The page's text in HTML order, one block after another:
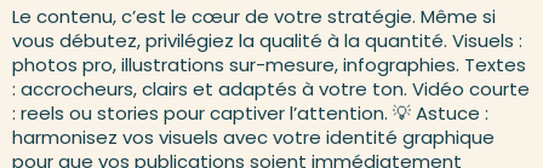
Le contenu, c’est le cœur de votre stratégie. Même si
vous débutez, privilégiez la qualité à la quantité. Visuels :
photos pro, illustrations sur-mesure, infographies. Textes
: accrocheurs, clairs et adaptés à votre ton. Vidéo courte
: reels ou stories pour captiver l’attention. 💡 Astuce :
harmonisez vos visuels avec votre identité graphique
pour que vos publications soient immédiatement